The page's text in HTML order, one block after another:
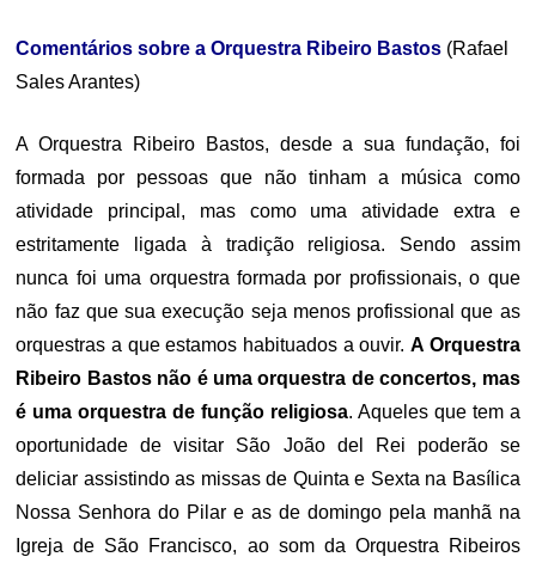
Comentários sobre a Orquestra Ribeiro Bastos (Rafael
Sales Arantes)
A Orquestra Ribeiro Bastos, desde a sua fundação, foi
formada por pessoas que não tinham a música como
atividade principal, mas como uma atividade extra e
estritamente ligada à tradição religiosa. Sendo assim
nunca foi uma orquestra formada por profissionais, o que
não faz que sua execução seja menos profissional que as
orquestras a que estamos habituados a ouvir. A Orquestra
Ribeiro Bastos não é uma orquestra de concertos, mas
é uma orquestra de função religiosa. Aqueles que tem a
oportunidade de visitar São João del Rei poderão se
deliciar assistindo as missas de Quinta e Sexta na Basílica
Nossa Senhora do Pilar e as de domingo pela manhã na
Igreja de São Francisco, ao som da Orquestra Ribeiros